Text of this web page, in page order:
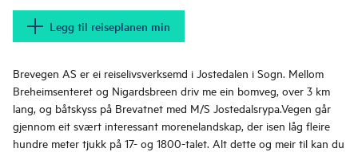
Legg til reiseplanen min
Brevegen AS er ei reiselivsverksemd i Jostedalen i Sogn. Mellom
Breheimsenteret og Nigardsbreen driv me ein bomveg, over 3 km
lang, og båtskyss på Brevatnet med M/S Jostedalsrypa.Vegen går
gjennom eit svært interessant morenelandskap, der isen låg fleire
hundre meter tjukk på 17- og 1800-talet. Alt dette og meir til kan du